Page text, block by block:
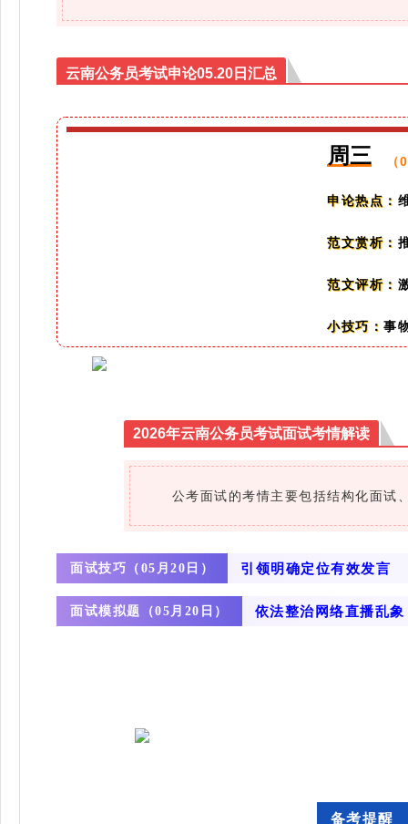
云南公务员考试申论05.20日汇总
周三
申论热点：
范文赏析：
范文评析：
小技巧：事
2026年云南公务员考试面试考情解读
公考面试的考情主要包括结构化面试、
面试技巧（ 05月20日） 引领明确定位有效发言
面试模拟题（05月20日） 依法整治网络直播乱象
备考提醒